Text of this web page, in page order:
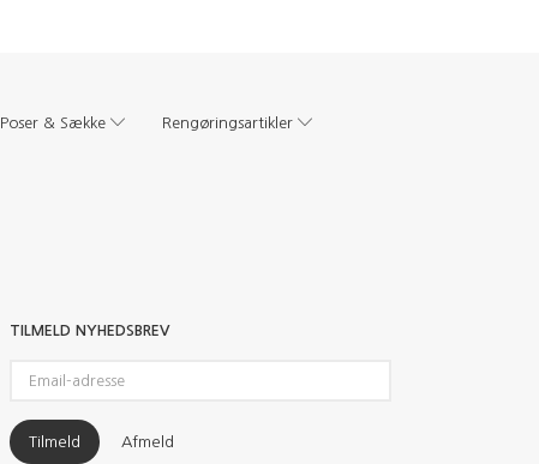
Poser & Sække Rengøringsartikler
TILMELD NYHEDSBREV
adresse
Tilmeld Afmeld